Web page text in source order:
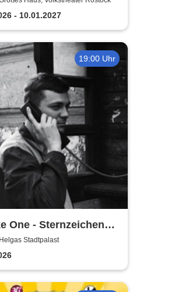
- 10.01.2027
19:00 Uhr
One - Sternzeichen
Stadtpalast